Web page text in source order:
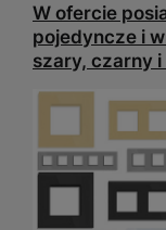
W ofercie
pojedyncze i
szary, czarny i